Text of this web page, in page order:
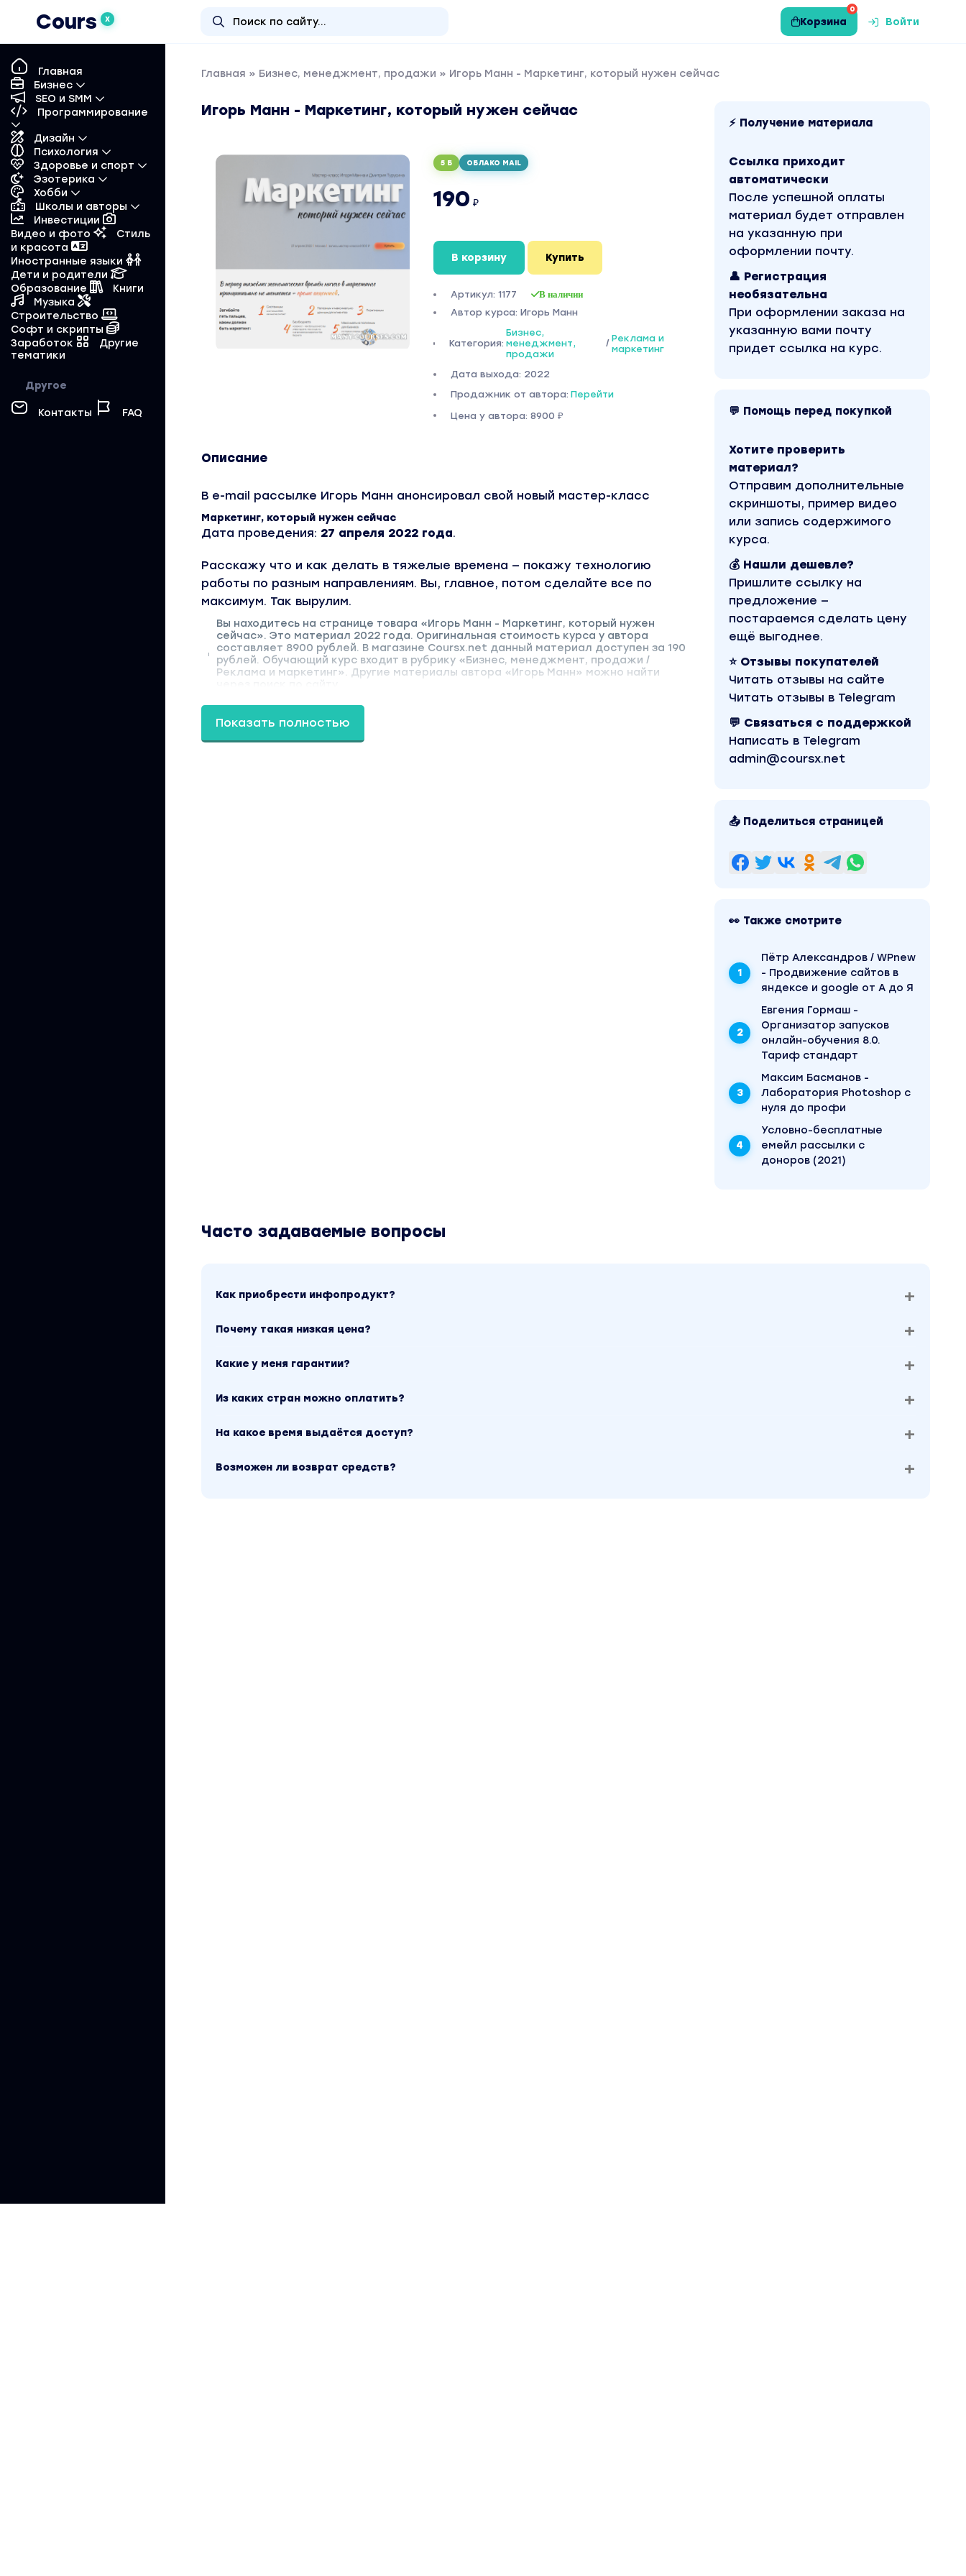
Cours X
0
Корзина Войти
Главная
Бизнес
SEO и SMM
Программирование
Дизайн
Психология
Здоровье и спорт
Эзотерика
Хобби
Школы и авторы
Инвестиции
Видео и фото
Стиль
и красота
Иностранные языки
Дети и родители
Образование
Книги
Музыка
Строительство
Софт и скрипты
Заработок
Другие
тематики
Другое
Контакты FAQ
Главная » Бизнес, менеджмент, продажи » Игорь Манн - Маркетинг, который нужен сейчас
Игорь Манн - Маркетинг, который нужен сейчас
5 Б ОБЛАКО MAIL
190 ₽
В корзину Купить
Артикул: 1177 В наличии
Автор курса: Игорь Манн
Категория:
Бизнес,
менеджмент,
продажи
/ Реклама и
маркетинг
Дата выхода: 2022
Продажник от автора: Перейти
Цена у автора: 8900 ₽
Описание
В e-mail рассылке Игорь Манн анонсировал свой новый мастер-класс
Маркетинг, который нужен сейчас
Дата проведения: 27 апреля 2022 года.
Расскажу что и как делать в тяжелые времена — покажу технологию
работы по разным направлениям. Вы, главное, потом сделайте все по
максимум. Так вырулим.
Вы находитесь на странице товара «Игорь Манн - Маркетинг, который нужен
сейчас». Это материал 2022 года. Оригинальная стоимость курса у автора
составляет 8900 рублей. В магазине Coursx.net данный материал доступен за 190
рублей. Обучающий курс входит в рубрику «Бизнес, менеджмент, продажи /
Реклама и маркетинг». Другие материалы автора «Игорь Манн» можно найти
Показать полностью
⚡ Получение материала
Ссылка приходит
автоматически
После успешной оплаты
материал будет отправлен
на указанную при
оформлении почту.
👤 Регистрация
необязательна
При оформлении заказа на
указанную вами почту
придет ссылка на курс.
💬 Помощь перед покупкой
Хотите проверить
материал?
Отправим дополнительные
скриншоты, пример видео
или запись содержимого
курса.
💰 Нашли дешевле?
Пришлите ссылку на
предложение —
постараемся сделать цену
ещё выгоднее.
⭐ Отзывы покупателей
Читать отзывы на сайте
Читать отзывы в Telegram
💬 Связаться с поддержкой
Написать в Telegram
admin@coursx.net
📤 Поделиться страницей
👀 Также смотрите
Пётр Александров / WPnew
- Продвижение сайтов в
яндексе и google от А до Я
Евгения Гормаш -
Организатор запусков
онлайн-обучения 8.0.
Тариф стандарт
Максим Басманов -
Лаборатория Photoshop с
нуля до профи
Условно-бесплатные
емейл рассылки с
доноров (2021)
Часто задаваемые вопросы
Как приобрести инфопродукт?
Почему такая низкая цена?
Какие у меня гарантии?
Из каких стран можно оплатить?
На какое время выдаётся доступ?
Возможен ли возврат средств?